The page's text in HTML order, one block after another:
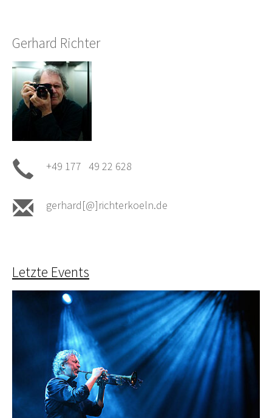
Gerhard Richter
+49 177 49 22 628
gerhard[@]richterkoeln.de
Letzte Events